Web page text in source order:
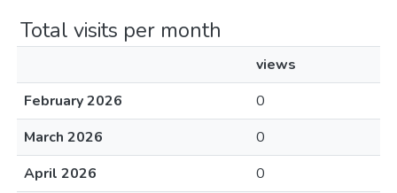
Total visits per month
views
February 2026
0
March 2026
0
April 2026
0